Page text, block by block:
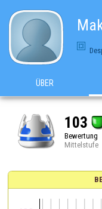
ÜBER
103
Bewertung
Mittelstufe